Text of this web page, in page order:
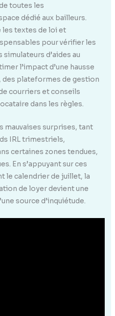
toutes les
dédié aux bailleurs.
textes de loi et
pour vérifier les
d’aides au
l’impact d’une hausse
des plateformes de gestion
courriers et conseils
dans les règles.
mauvaises surprises, tant
IRL trimestriels,
certaines zones tendues,
En s’appuyant sur ces
le calendrier de juillet, la
de loyer devient une
source d’inquiétude.